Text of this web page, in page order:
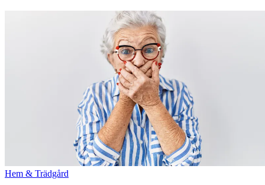
Hem & Trädgård